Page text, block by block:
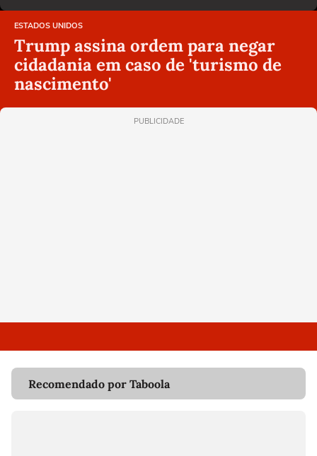
ESTADOS UNIDOS
Trump assina ordem para negar
cidadania em caso de 'turismo de
nascimento'
PUBLICIDADE
Recomendado por Taboola